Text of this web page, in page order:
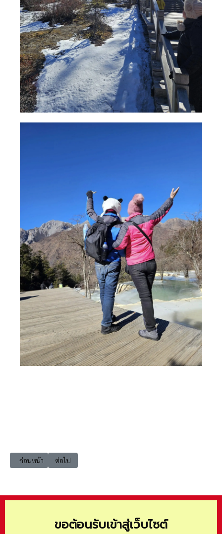
เนื้อหาก่อนหน้า: Waranon จีน เฉิงตู ลาทีมิใช่ลาจาก Chengdu Sichuan
ก่อนหน้า เนื้อหาถัดไป: Waranon จีน ลาซา Everest Base Camp
ต่อไป
ขอต้อนรับเข้าสู่เว็บไซต์